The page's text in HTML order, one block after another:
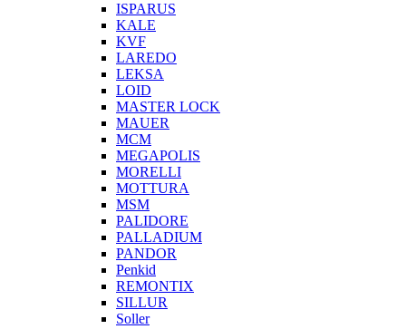
ISPARUS
KALE
KVF
LAREDO
LEKSA
LOID
MASTER LOCK
MAUER
MCM
MEGAPOLIS
MORELLI
MOTTURA
MSM
PALIDORE
PALLADIUM
PANDOR
Penkid
REMONTIX
SILLUR
Soller